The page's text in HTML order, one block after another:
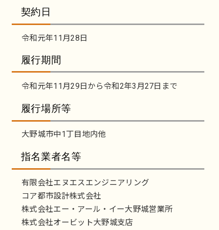
契約日
令和元年11月28日
履行期間
令和元年11月29日から令和2年3月27日まで
履行場所等
大野城市中1丁目地内他
指名業者名等
有限会社エヌエスエンジニアリング
コア都市設計株式会社
株式会社エー・アール・イー大野城営業所
株式会社オービット大野城支店